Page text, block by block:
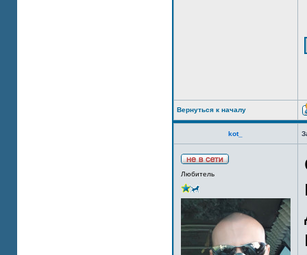
Вернуться к началу
kot_
Любитель